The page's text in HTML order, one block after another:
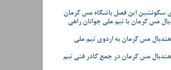
سکونشین این فصل باشگاه مس کرمان
مس کرمان با تیم ملی جوانان راهی
هندبال مس کرمان به اردوی تیم ملی
مس کرمان در جمع کادر فنی تیم